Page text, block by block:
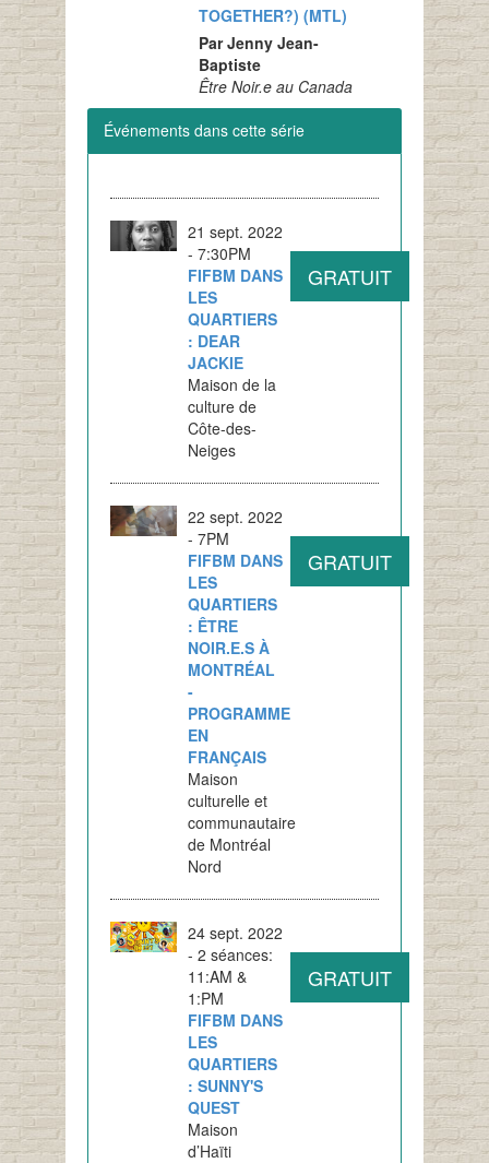
TOGETHER?) (MTL)
Par Jenny Jean-
Baptiste
Être Noir.e au Canada
Événements dans cette série
21 sept. 2022
- 7:30PM
FIFBM DANS
LES
QUARTIERS
: DEAR
JACKIE
Maison de la
culture de
Côte-des-
Neiges
GRATUIT
22 sept. 2022
- 7PM
FIFBM DANS
LES
QUARTIERS
: ÊTRE
NOIR.E.S À
MONTRÉAL
-
PROGRAMME
EN
FRANÇAIS
Maison
culturelle et
communautaire
de Montréal
Nord
GRATUIT
24 sept. 2022
- 2 séances:
11:AM &
1:PM
FIFBM DANS
LES
QUARTIERS
: SUNNY'S
QUEST
Maison
d’Haïti
GRATUIT